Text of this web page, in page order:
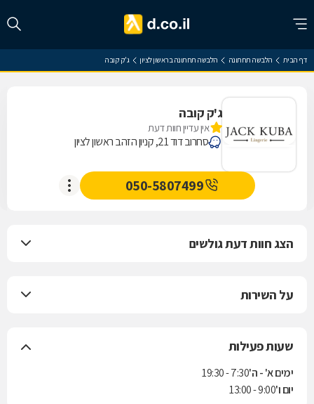
דף הבית הלבשה תחתונה הלבשה תחתונה בראשון לציון ג'ק קובה
ג'ק קובה
אין עדיין חוות דעת
סחרוב דוד 21, קניון הזהב ראשון לציון
050-5807499
הצג חוות דעת גולשים
על השירות
שעות פעילות
ימים א' - ה'7:30 - 19:30
יום ו'9:00 - 13:00